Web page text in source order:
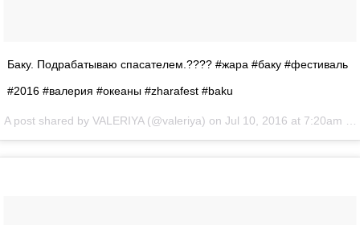
Баку. Подрабатываю спасателем.???? #жара #баку #фестиваль
#2016 #валерия #океаны #zharafest #baku
A post shared by VALERIYA (@valeriya) on Jul 10, 2016 at 7:20am PDT